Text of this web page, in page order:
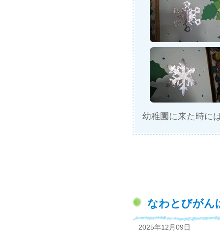
幼稚園に来た時に
なわとびがん
2025年12月09日